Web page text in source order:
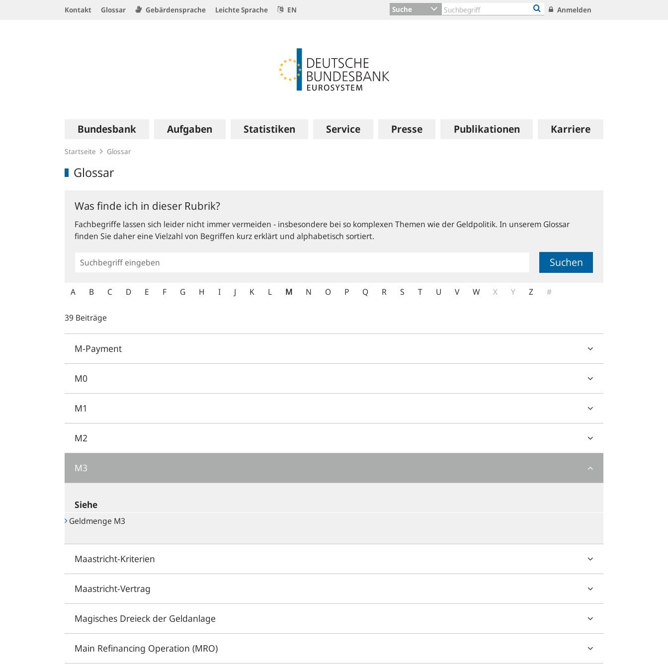
Kontakt Glossar Gebärdensprache Leichte Sprache EN Suche Anmelden
Hauptnavigation
Bundesbank Aufgaben Statistiken Service Presse Publikationen Karriere
Startseite Glossar
Glossar
Was finde ich in dieser Rubrik?
Fachbegriffe lassen sich leider nicht immer vermeiden - insbesondere bei so komplexen Themen wie der Geldpolitik. In unserem Glossar
finden Sie daher eine Vielzahl von Begriffen kurz erklärt und alphabetisch sortiert.
Allgemeine
Suchen
A B C D E F G H I J K L M N O P Q R S T U V W X Y Z #
39 Beiträge
M-Payment
M0
M1
M2
M3
Siehe
Geldmenge M3
Maastricht-Kriterien
Maastricht-Vertrag
Magisches Dreieck der Geldanlage
Main Refinancing Operation (MRO)